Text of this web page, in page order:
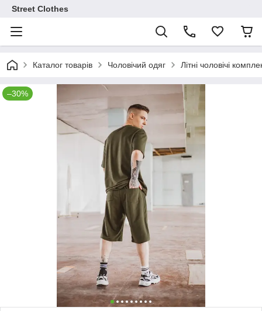
Street Clothes
Каталог товарів Чоловічий одяг Літні чоловічі
–30%